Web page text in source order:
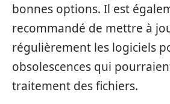
bonnes options. Il est
recommandé de mettre à
régulièrement les logiciels
obsolescences qui
traitement des fichiers.